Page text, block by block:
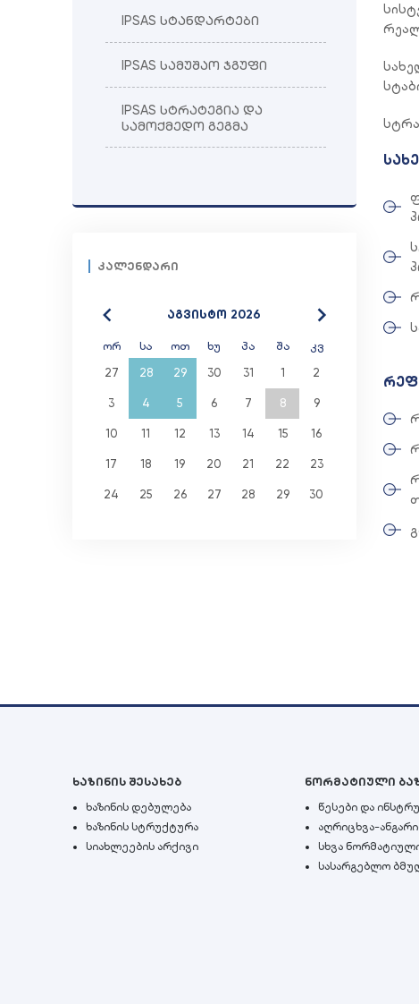
IPSAS სტანდარტები
IPSAS სამუშაო ჯგუფი
IPSAS სტრატეგია და
სამოქმედო გეგმა
კალენდარი
აგვისტო 2026
ორ სა ოთ ხუ პა შა კვ
27 28 29 30 31 1 2
3 4 5 6 7 8 9
10 11 12 13 14 15 16
17 18 19 20 21 22 23
24 25 26 27 28 29 30
ხაზინის შესახებ
ხაზინის დებულება
ხაზინის სტრუქტურა
სიახლეების არქივი
ნორმატიული
წესები და
აღრიცხვა-
სხვა
სასარგებლო